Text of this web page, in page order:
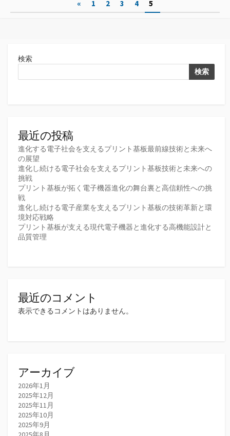
ー
ペ
り
« 1 2 3 4 5
検索
検索
最近の投稿
進化する電子社会を支えるプリント基板最前線技術と未来へ
の展望
進化し続ける電子社会を支えるプリント基板技術と未来への
挑戦
プリント基板が拓く電子機器進化の舞台裏と高信頼性への挑
戦
進化し続ける電子産業を支えるプリント基板の技術革新と環
境対応戦略
プリント基板が支える現代電子機器と進化する高機能設計と
品質管理
最近のコメント
表示できるコメントはありません。
アーカイブ
2026年1月
2025年12月
2025年11月
2025年10月
2025年9月